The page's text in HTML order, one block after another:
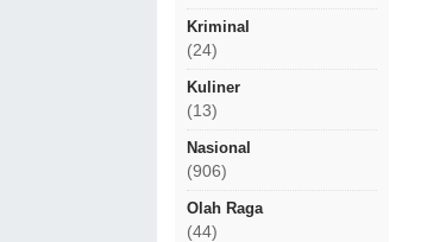
Kriminal
(24)
Kuliner
(13)
Nasional
(906)
Olah Raga
(44)